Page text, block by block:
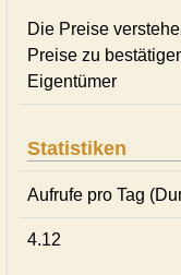
Die Preise
Preise zu
Eigentümer
Statistiken
Aufrufe pro Tag
4.12